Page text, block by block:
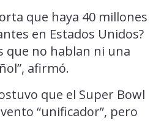
que haya 40 millones
en Estados Unidos?
que no hablan ni una
afirmó.
que el Super Bowl
“unificador”, pero